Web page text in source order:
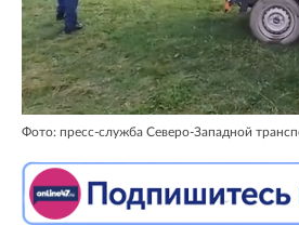
Фото: пресс-служба Северо-Западной